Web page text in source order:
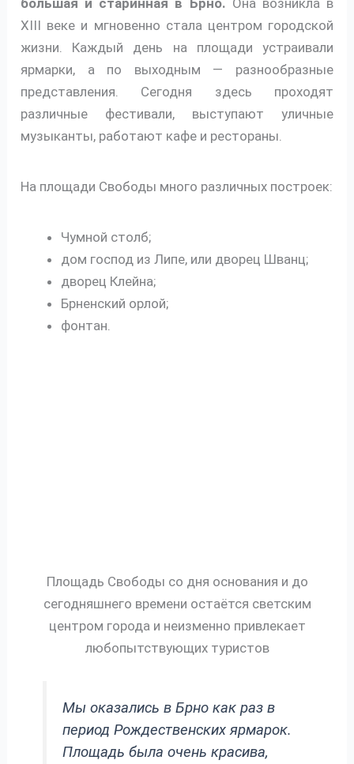
XIII веке и мгновенно стала центром городской
жизни. Каждый день на площади устраивали
ярмарки, а по выходным — разнообразные
представления. Сегодня здесь проходят
различные фестивали, выступают уличные
музыканты, работают кафе и рестораны.
На площади Свободы много различных построек:
Чумной столб;
дом господ из Липе, или дворец Шванц;
дворец Клейна;
Брненский орлой;
фонтан.
Площадь Свободы со дня основания и до
сегодняшнего времени остаётся светским
центром города и неизменно привлекает
любопытствующих туристов
Мы оказались в Брно как раз в
период Рождественских ярмарок.
Площадь была очень красива,